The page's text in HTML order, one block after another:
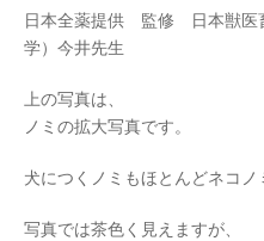
日本全薬提供 監修 日本獣医
学）今井先生
上の写真は、
ノミの拡大写真です。
犬につくノミもほとんどネコノ
写真では茶色く見えますが、